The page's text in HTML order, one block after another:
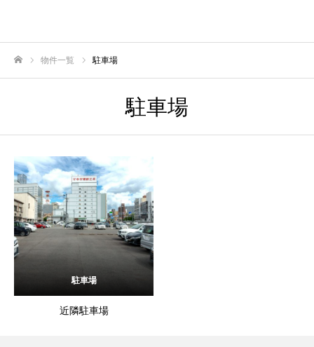
物件一覧 駐車場
駐車場
駐車場
近隣駐車場